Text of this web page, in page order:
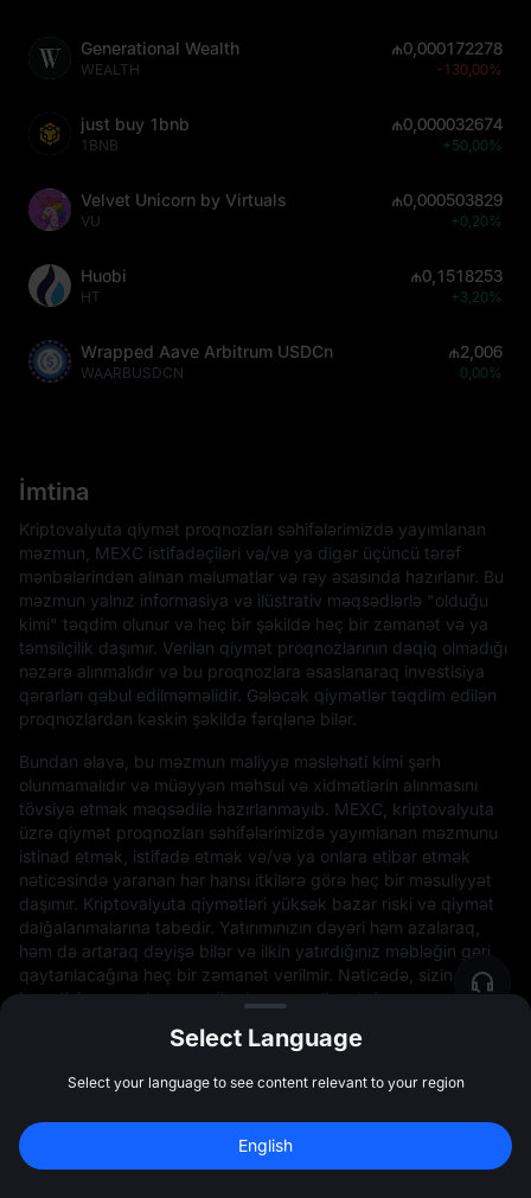
Generational Wealth
WEALTH
₼0,000172278
-130,00%
just buy 1bnb
1BNB
₼0,000032674
+50,00%
Velvet Unicorn by Virtuals
VU
₼0,000503829
+0,20%
Huobi
HT
₼0,1518253
+3,20%
Wrapped Aave Arbitrum USDCn
WAARBUSDCN
₼2,006
0,00%
İmtina
Kriptovalyuta qiymət proqnozları səhifələrimizdə yayımlanan
məzmun, MEXC istifadəçiləri və/və ya digər üçüncü tərəf
mənbələrindən alınan məlumatlar və rəy əsasında hazırlanır. Bu
məzmun yalnız informasiya və ilüstrativ məqsədlərlə "olduğu
kimi" təqdim olunur və heç bir şəkildə heç bir zəmanət və ya
təmsilçilik daşımır. Verilən qiymət proqnozlarının dəqiq olmadığı
nəzərə alınmalıdır və bu proqnozlara əsaslanaraq investisiya
qərarları qəbul edilməməlidir. Gələcək qiymətlər təqdim edilən
proqnozlardan kəskin şəkildə fərqlənə bilər.
Bundan əlavə, bu məzmun maliyyə məsləhəti kimi şərh
olunmamalıdır və müəyyən məhsul və xidmətlərin alınmasını
tövsiyə etmək məqsədilə hazırlanmayıb. MEXC, kriptovalyuta
üzrə qiymət proqnozları səhifələrimizdə yayımlanan məzmunu
istinad etmək, istifadə etmək və/və ya onlara etibar etmək
nəticəsində yaranan hər hansı itkilərə görə heç bir məsuliyyət
daşımır. Kriptovalyuta qiymətləri yüksək bazar riski və qiymət
dalğalanmalarına tabedir. Yatırımınızın dəyəri həm azalaraq,
həm də artaraq dəyişə bilər və ilkin yatırdığınız məbləğin geri
qaytarılacağına heç bir zəmanət verilmir. Nəticədə, sizin
investisiya qərarlarınıza görə tam məsuliyyət daşıyırsınız və
keçmiş performans gələcək nəticələr üçün etibarlı göstərici
investisiya qoyun. İnvestisiya təcrübənizi, maliyyə vəziyyətinizi,
nəzərdən keçirin və hər hansı investisiya qərarından əvvəl
müstəqil maliyyə məsləhətçisi ilə məsləhətləşin.
Select Language
Select your language to see content relevant to your region
English